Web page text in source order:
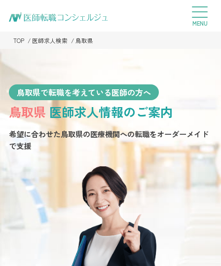
TOP 医師求人検索 鳥取県
鳥取県で転職を考えている医師の方へ
鳥取県 医師求人情報のご案内
希望に合わせた鳥取県の医療機関への転職をオーダーメイド
で支援